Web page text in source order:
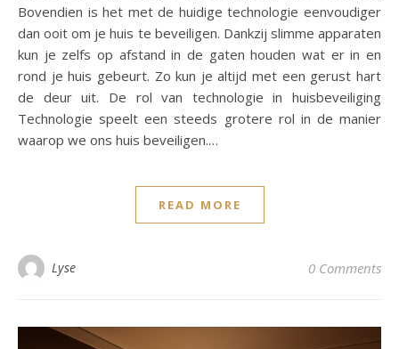
Bovendien is het met de huidige technologie eenvoudiger
dan ooit om je huis te beveiligen. Dankzij slimme apparaten
kun je zelfs op afstand in de gaten houden wat er in en
rond je huis gebeurt. Zo kun je altijd met een gerust hart
de deur uit. De rol van technologie in huisbeveiliging
Technologie speelt een steeds grotere rol in de manier
waarop we ons huis beveiligen.…
READ MORE
Lyse 0 Comments